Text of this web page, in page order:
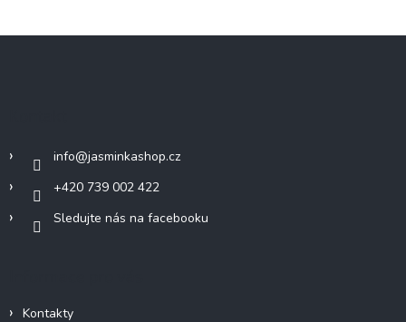
info@jasminkashop.cz
+420 739 002 422
Sledujte nás na facebooku
Kontakty